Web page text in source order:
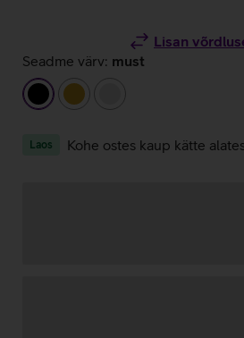
Lisan
Seadme värv: must
must
kuldne
Laos Kohe ostes kaup kätte